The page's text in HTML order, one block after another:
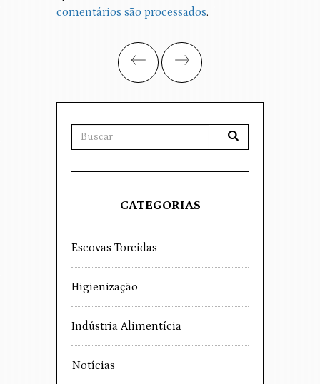
comentários são processados.
CATEGORIAS
Escovas Torcidas
Higienização
Indústria Alimentícia
Notícias